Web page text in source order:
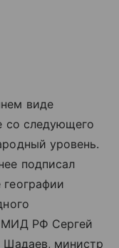
виде
со следующего
уровень.
подписал
МИД РФ Сергей
Шадаев, министр